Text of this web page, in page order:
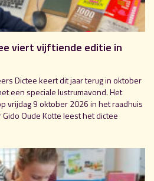
viert vijftiende editie in
Dictee keert dit jaar terug in oktober
een speciale lustrumavond. Het
vrijdag 9 oktober 2026 in het raadhuis
Oude Kotte leest het dictee